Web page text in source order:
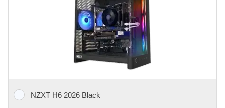
NZXT H6 2026 Black